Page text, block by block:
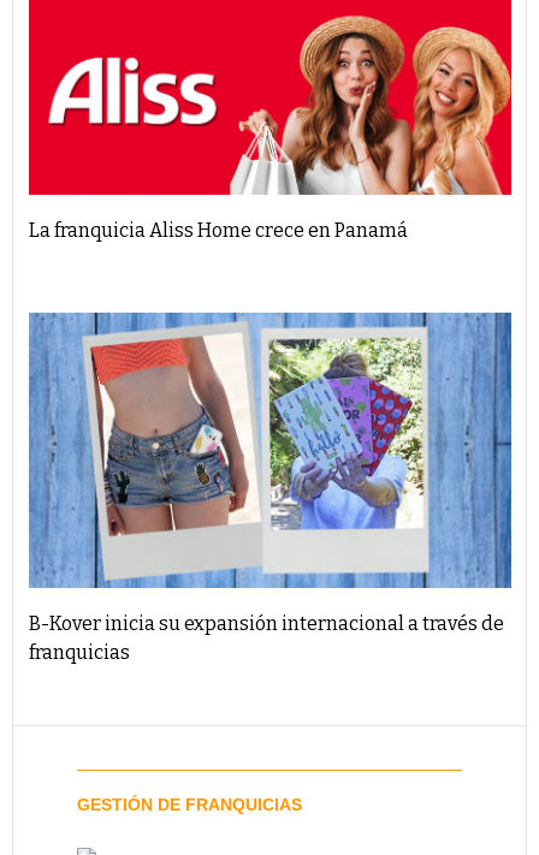
La franquicia Aliss Home crece en Panamá
B-Kover inicia su expansión internacional a través de
franquicias
GESTIÓN DE FRANQUICIAS